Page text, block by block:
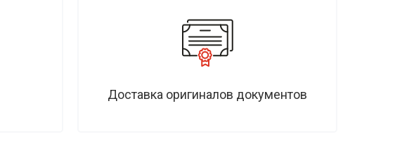
Доставка оригиналов документов